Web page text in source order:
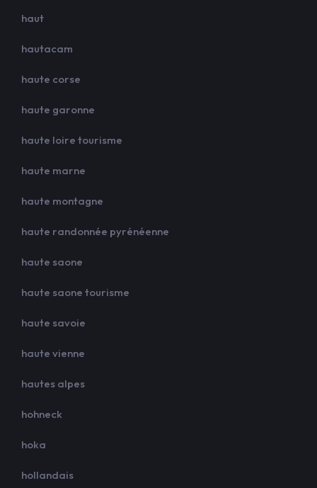
haut
hautacam
haute corse
haute garonne
haute loire tourisme
haute marne
haute montagne
haute randonnée pyrénéenne
haute saone
haute saone tourisme
haute savoie
haute vienne
hautes alpes
hohneck
hoka
hollandais